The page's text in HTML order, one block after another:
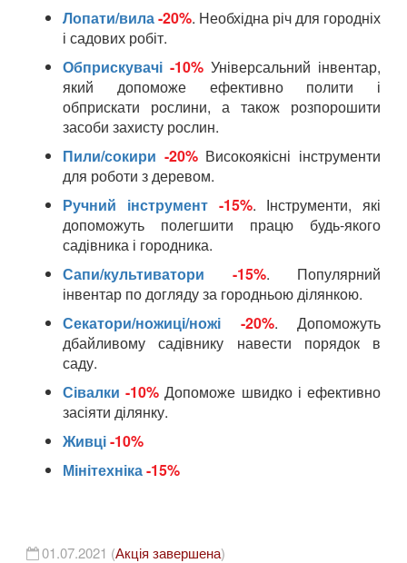
Лопати/вила-20%. Необхідна річ для городніх
і садових робіт.
Обприскувачі -10% Універсальний інвентар,
який допоможе ефективно полити і
обприскати рослини, а також розпорошити
засоби захисту рослин.
Пили/сокири -20%Високоякісні інструменти
для роботи з деревом.
Ручний інструмент -15%. Інструменти, які
допоможуть полегшити працю будь-якого
садівника і городника.
Сапи/культиватори
-15%. Популярний
інвентар по догляду за городньою ділянкою.
Секатори/ножиці/ножі
-20%. Допоможуть
дбайливому садівнику навести порядок в
саду.
Сівалки -10% Допоможе швидко і ефективно
засіяти ділянку.
Живці-10%
Мінітехніка-15%
01.07.2021 (Акція завершена)